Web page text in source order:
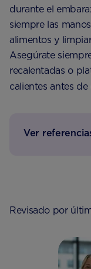
durante el
siempre las
alimentos y
Asegúrate
recalentadas o
calientes antes de
Ver
Revisado por